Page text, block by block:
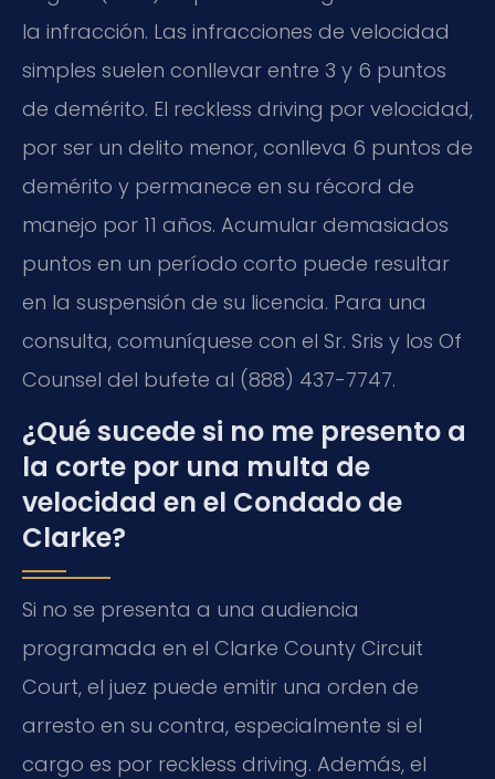
la infracción. Las infracciones de velocidad
simples suelen conllevar entre 3 y 6 puntos
de demérito. El reckless driving por velocidad,
por ser un delito menor, conlleva 6 puntos de
demérito y permanece en su récord de
manejo por 11 años. Acumular demasiados
puntos en un período corto puede resultar
en la suspensión de su licencia. Para una
consulta, comuníquese con el Sr. Sris y los Of
Counsel del bufete al (888) 437-7747.
¿Qué sucede si no me presento a
la corte por una multa de
velocidad en el Condado de
Clarke?
Si no se presenta a una audiencia
programada en el Clarke County Circuit
Court, el juez puede emitir una orden de
arresto en su contra, especialmente si el
cargo es por reckless driving. Además, el